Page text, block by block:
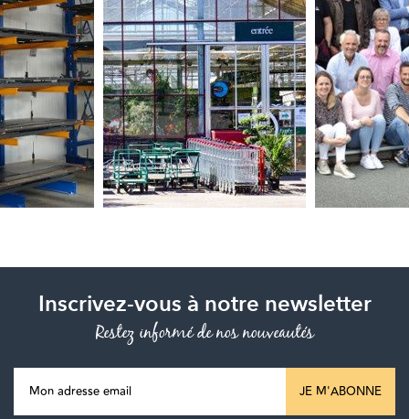
Inscrivez-vous à notre newsletter
Restez informé de nos nouveautés
JE M'ABONNE